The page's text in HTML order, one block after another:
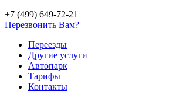
+7 (499) 649-72-21
Перезвонить Вам?
Переезды
Другие услуги
Автопарк
Тарифы
Контакты